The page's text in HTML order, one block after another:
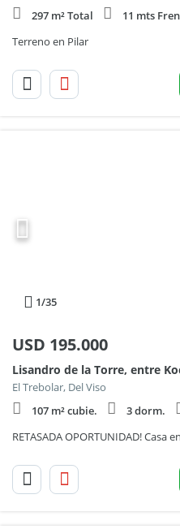
297 m² Total
11 mts
Terreno en Pilar
1/35
USD 195.000
El Trebolar, Del Viso
107 m² cubie.
3 dorm.